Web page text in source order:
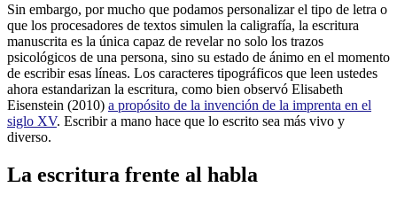
Sin embargo, por mucho que podamos personalizar el tipo de letra o
que los procesadores de textos simulen la caligrafía, la escritura
manuscrita es la única capaz de revelar no solo los trazos
psicológicos de una persona, sino su estado de ánimo en el momento
de escribir esas líneas. Los caracteres tipográficos que leen ustedes
ahora estandarizan la escritura, como bien observó Elisabeth
Eisenstein (2010) a propósito de la invención de la imprenta en el
siglo XV. Escribir a mano hace que lo escrito sea más vivo y
diverso.
La escritura frente al habla